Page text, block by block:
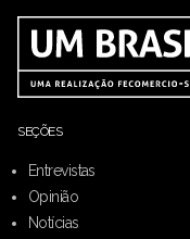
SEÇÕES
Entrevistas
Opinião
Notícias